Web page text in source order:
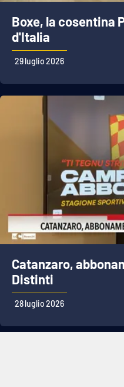
Boxe, la cosentina
d'Italia
29 luglio 2026
Catanzaro,
Distinti
28 luglio 2026